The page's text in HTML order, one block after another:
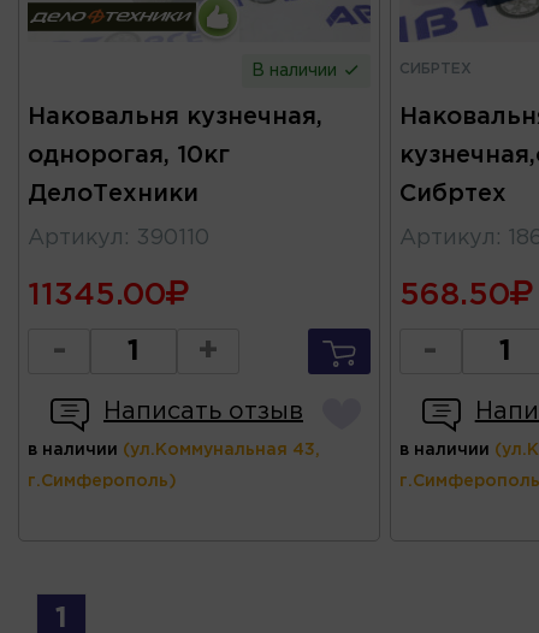
В наличии
Наковальня кузнечная,
однорогая, 10кг
ДелоТехники
Артикул : 390110
11345.00
- +
Написать отзыв
в наличии (ул.Коммунальная 43,
г.Симферополь)
СИБРТЕХ
Сибртех
Артикул :
568.50
-
в наличии
1